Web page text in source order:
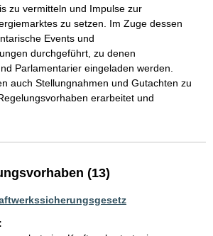
zu vermitteln und Impulse zur
zu setzen. Im Zuge dessen
Events und
durchgeführt, zu denen
Parlamentarier eingeladen werden.
auch Stellungnahmen und Gutachten zu
erarbeitet und
(13)